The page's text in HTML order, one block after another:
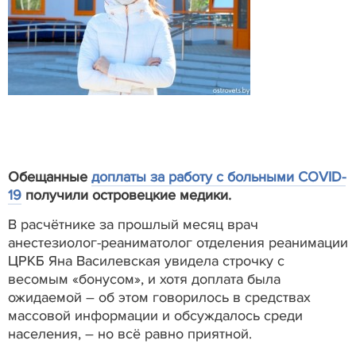
Обещанные доплаты за работу с больными COVID-
19 получили островецкие медики.
В расчётнике за прошлый месяц врач
анестезиолог-реаниматолог отделения реанимации
ЦРКБ Яна Василевская увидела строчку с
весомым «бонусом», и хотя доплата была
ожидаемой – об этом говорилось в средствах
массовой информации и обсуждалось среди
населения, – но всё равно приятной.